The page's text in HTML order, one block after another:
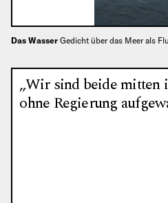
Das Wasser Gedicht über das Meer als
„Wir sind beide mitten
ohne Regierung